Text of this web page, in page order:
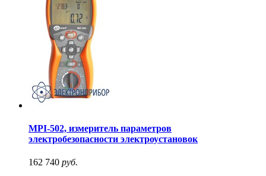
MPI-502, измеритель параметров
электробезопасности электроустановок
162 740 руб.